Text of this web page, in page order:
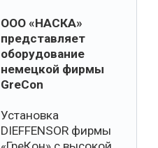
ООО «НАСКА»
представляет
оборудование
немецкой фирмы
GreCon
Установка
DIEFFENSOR фирмы